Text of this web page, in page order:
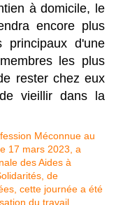
à domicile, le
encore plus
principaux d'une
les plus
rester chez eux
vieillir dans la